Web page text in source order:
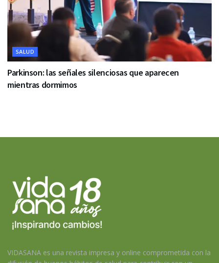
SALUD
Parkinson: las señales silenciosas que aparecen
mientras dormimos
VIDASANA es una revista impresa y online comprometida con la